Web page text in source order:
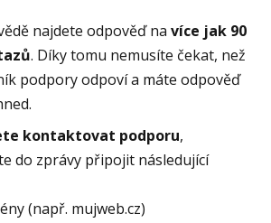
najdete odpověď navíce jak 90
. Díky tomu nemusíte čekat, než
podpory odpoví a máte odpověď
kontaktovat podporu,
do zprávy připojit následující
(např. mujweb.cz)